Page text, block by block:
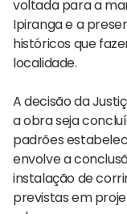
voltada para a
Ipiranga e a
históricos que
localidade.
A decisão da
a obra seja
padrões
envolve a
instalação de
previstas em